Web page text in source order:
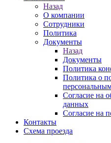
Назад
О компании
Сотрудники
Политика
Документы
Назад
Документы
Политика
Политика о
Согласие на
данных
Согласие на
Контакты
Схема проезда